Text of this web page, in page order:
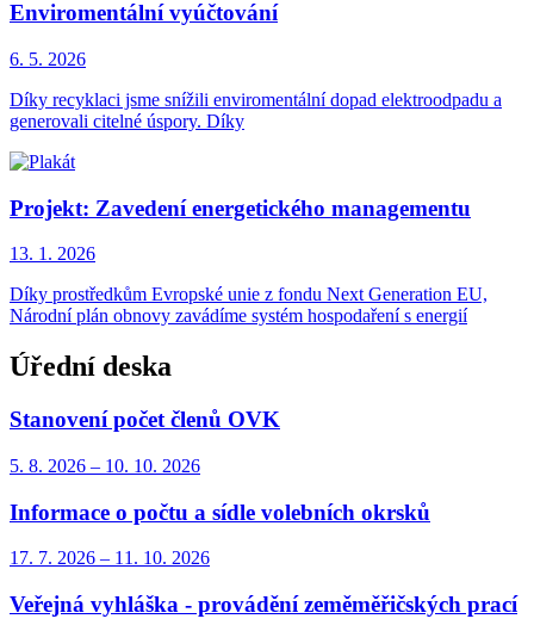
Enviromentální vyúčtování
6. 5. 2026
Díky recyklaci jsme snížili enviromentální dopad elektroodpadu a
generovali citelné úspory. Díky
Projekt: Zavedení energetického managementu
13. 1. 2026
Díky prostředkům Evropské unie z fondu Next Generation EU,
Národní plán obnovy zavádíme systém hospodaření s energií
Úřední deska
Stanovení počet členů OVK
5. 8. 2026 – 10. 10. 2026
Informace o počtu a sídle volebních okrsků
17. 7. 2026 – 11. 10. 2026
Veřejná vyhláška - provádění zeměměřičských prací